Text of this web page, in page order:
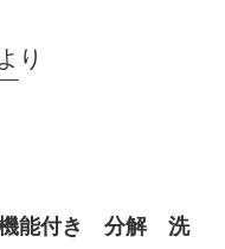
り
能付き 分解 洗